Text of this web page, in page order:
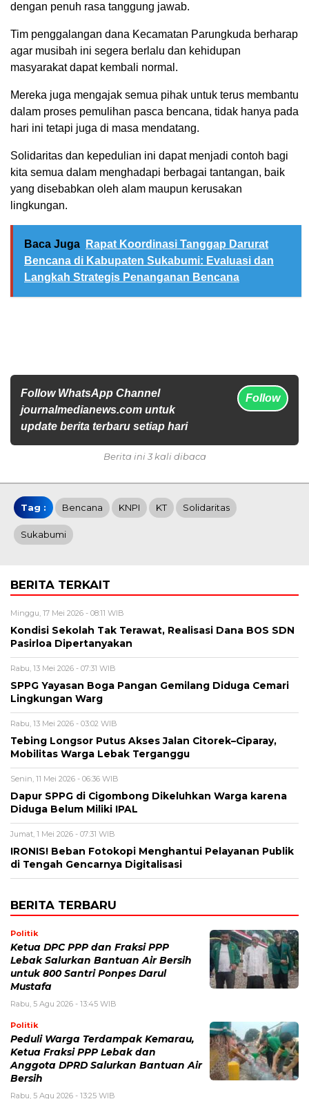
dengan penuh rasa tanggung jawab.
Tim penggalangan dana Kecamatan Parungkuda berharap
agar musibah ini segera berlalu dan kehidupan
masyarakat dapat kembali normal.
Mereka juga mengajak semua pihak untuk terus membantu
dalam proses pemulihan pasca bencana, tidak hanya pada
hari ini tetapi juga di masa mendatang.
Solidaritas dan kepedulian ini dapat menjadi contoh bagi
kita semua dalam menghadapi berbagai tantangan, baik
yang disebabkan oleh alam maupun kerusakan
lingkungan.
Baca Juga
Rapat Koordinasi Tanggap Darurat
Bencana di Kabupaten Sukabumi: Evaluasi dan
Langkah Strategis Penanganan Bencana
Follow WhatsApp Channel
journalmedianews.com untuk
update berita terbaru setiap hari
Follow
Berita ini 3 kali dibaca
Tag : Bencana KNPI KT Solidaritas
Sukabumi
BERITA TERKAIT
Minggu, 17 Mei 2026 - 08:11 WIB
Kondisi Sekolah Tak Terawat, Realisasi Dana BOS SDN
Pasirloa Dipertanyakan
Rabu, 13 Mei 2026 - 07:31 WIB
SPPG Yayasan Boga Pangan Gemilang Diduga Cemari
Lingkungan Warg
Rabu, 13 Mei 2026 - 03:02 WIB
Tebing Longsor Putus Akses Jalan Citorek–Ciparay,
Mobilitas Warga Lebak Terganggu
Senin, 11 Mei 2026 - 06:36 WIB
Dapur SPPG di Cigombong Dikeluhkan Warga karena
Diduga Belum Miliki IPAL
Jumat, 1 Mei 2026 - 07:31 WIB
IRONIS! Beban Fotokopi Menghantui Pelayanan Publik
di Tengah Gencarnya Digitalisasi
BERITA TERBARU
Politik
Ketua DPC PPP dan Fraksi PPP
Lebak Salurkan Bantuan Air Bersih
untuk 800 Santri Ponpes Darul
Mustafa
Rabu, 5 Agu 2026 - 13:45 WIB
Politik
Peduli Warga Terdampak Kemarau,
Ketua Fraksi PPP Lebak dan
Anggota DPRD Salurkan Bantuan Air
Bersih
Rabu, 5 Agu 2026 - 13:25 WIB